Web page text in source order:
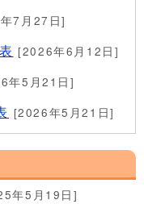
7月27日]
[2026年6月12日]
年5月21日]
[2026年5月21日]
年5月19日]